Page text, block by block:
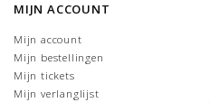
MIJN ACCOUNT
Mijn account
Mijn bestellingen
Mijn tickets
Mijn verlanglijst